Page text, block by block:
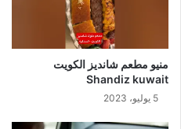
منيو مطعم شانديز الكويت
Shandiz kuwait
5 يوليو، 2023